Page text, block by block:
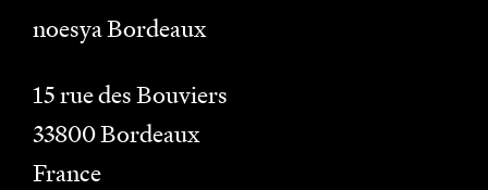
noesya Bordeaux
15 rue des Bouviers
33800Bordeaux
France